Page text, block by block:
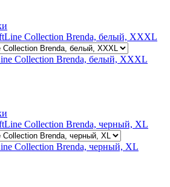
Collection Brenda, белый, XXXL
Collection Brenda, черный, XL